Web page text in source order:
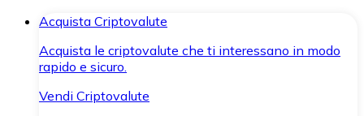
Acquista Criptovalute
Acquista le criptovalute che ti interessano in modo
rapido e sicuro.
Vendi Criptovalute